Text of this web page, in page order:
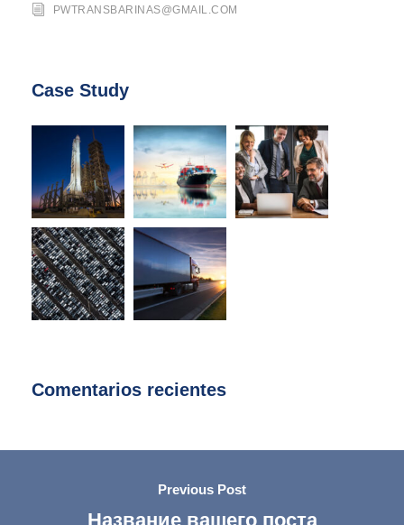
PWTRANSBARINAS@GMAIL.COM
Case Study
Comentarios recientes
Previous Post
Название вашего поста